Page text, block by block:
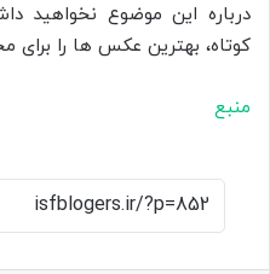
درباره این موضوع نخواهید
کوتاه، بهترین عکس ها را برای
منبع